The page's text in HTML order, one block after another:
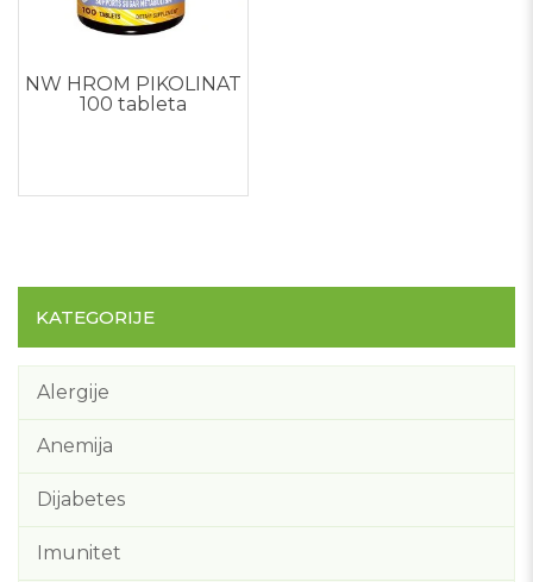
NW HROM PIKOLINAT
100 tableta
KATEGORIJE
Alergije
Anemija
Dijabetes
Imunitet